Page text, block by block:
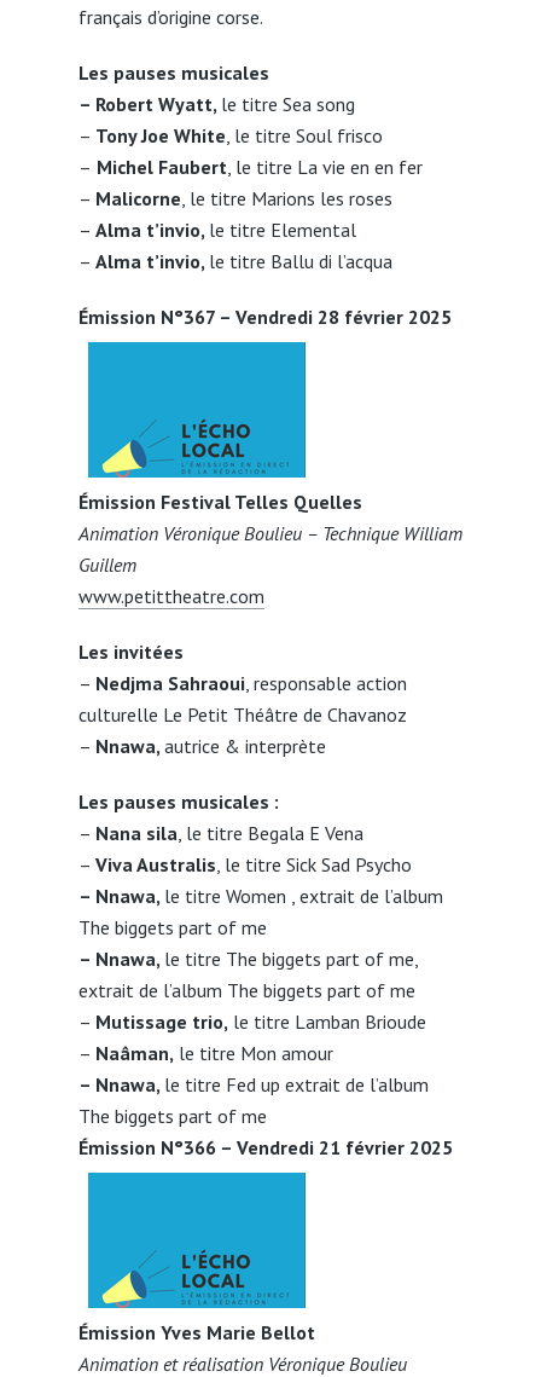
français d’origine corse.
Les pauses musicales
– Robert Wyatt, le titre Sea song
– Tony Joe White , le titre Soul frisco
– Michel Faubert , le titre La vie en en fer
– Malicorne , le titre Marions les roses
– Alma t’invio, le titre Elemental
– Alma t’invio, le titre Ballu di l’acqua
Émission N°367 – Vendredi 28 février 2025
Émission Festival Telles Quelles
Animation Véronique Boulieu – Technique William
Guillem
www.petittheatre.com
Les invitées
– Nedjma Sahraoui, responsable action
culturelle Le Petit Théâtre de Chavanoz
– Nnawa, autrice & interprète
Les pauses musicales :
– Nana sila , le titre Begala E Vena
– Viva Australis , le titre Sick Sad Psycho
– Nnawa, le titre Women , extrait de l’album
The biggets part of me
– Nnawa, le titre The biggets part of me,
extrait de l’album The biggets part of me
– Mutissage trio, le titre Lamban Brioude
– Naâman, le titre Mon amour
– Nnawa, le titre Fed up extrait de l’album
The biggets part of me
Émission N°366 – Vendredi 21 février 2025
Émission Yves Marie Bellot
Animation et réalisation Véronique Boulieu